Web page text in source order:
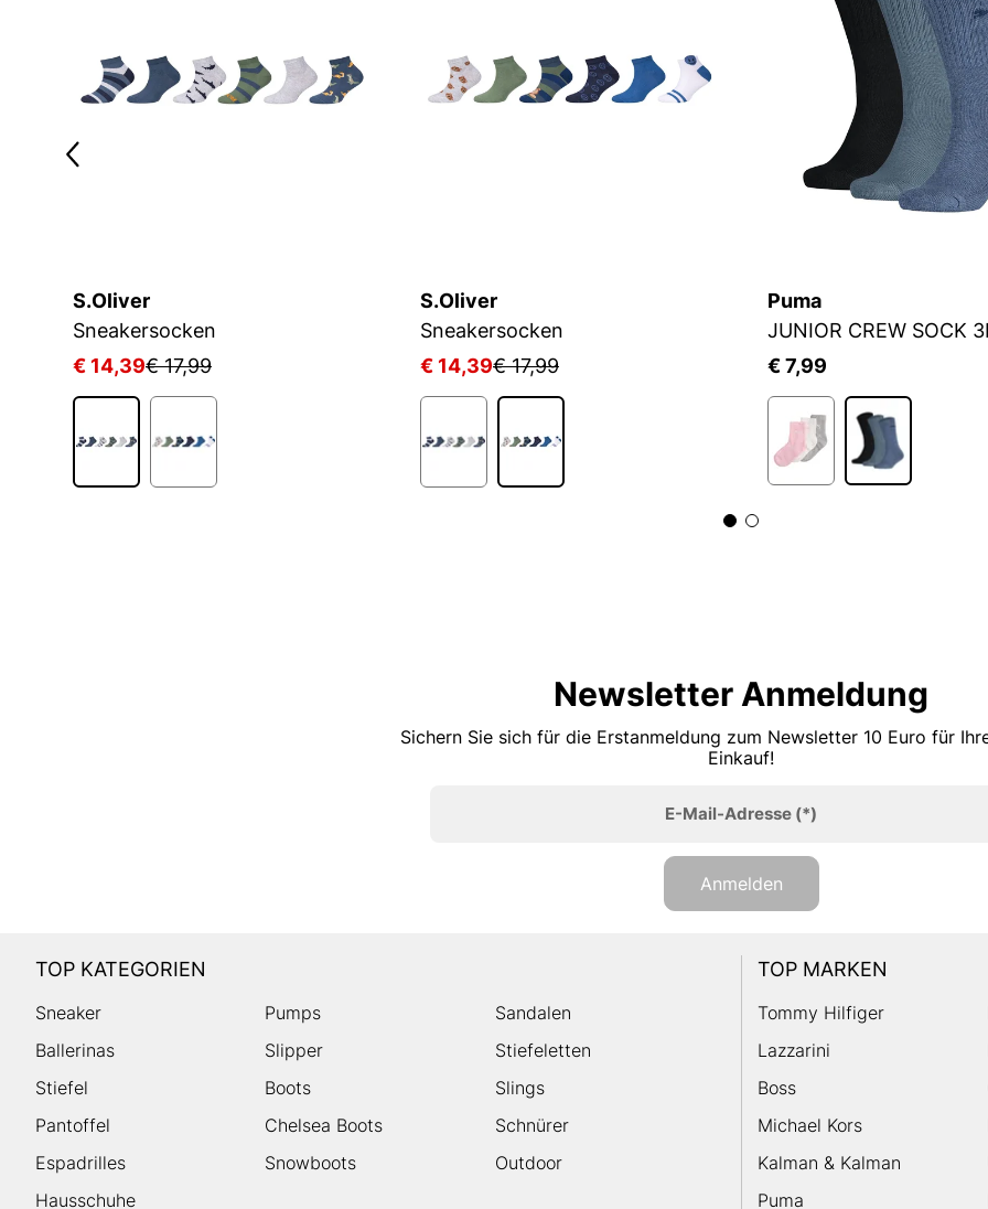
S.Oliver
Sneakersocken
€ 14,39€ 17,99
S.Oliver
Sneakersocken
€ 14,39€ 17,99
Puma
JUNIOR CREW SOCK
€ 7,99
Newsletter Anmeldung
Sichern Sie sich für die Erstanmeldung zum Newsletter 10 Euro für
Einkauf!
E-Mail-Adresse(*)
Anmelden
TOP KATEGORIEN
Sneaker Pumps
Sandalen
Ballerinas
Slipper
Stiefeletten
Stiefel
Boots
Slings
Pantoffel
Chelsea Boots
Schnürer
Espadrilles
Snowboots
Outdoor
Hausschuhe
TOP MARKEN
Tommy Hilfiger
Lazzarini
Boss
Michael Kors
Kalman & Kalman
Puma